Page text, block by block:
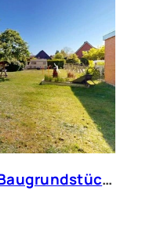
BEGEHRTE WOHNLAGE – Baugrundstück in zweiter Reihe